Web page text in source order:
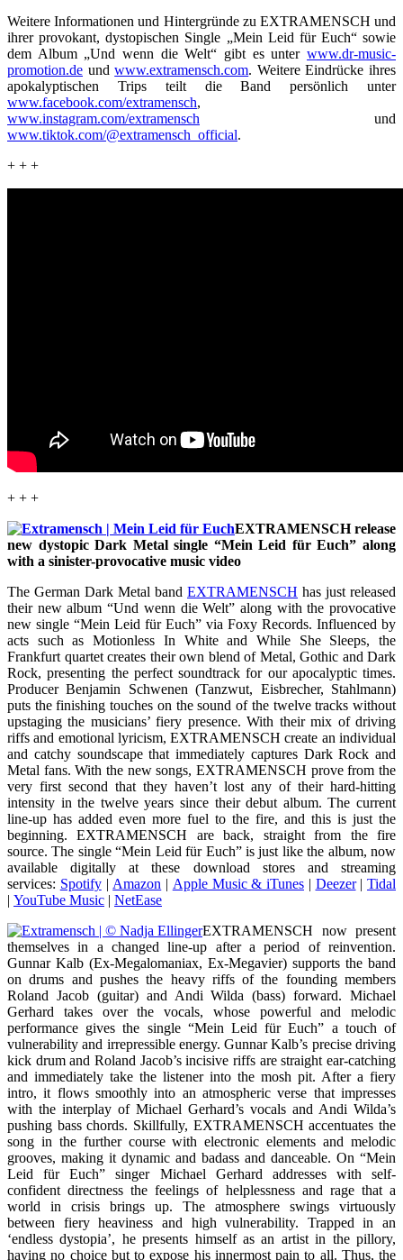
Weitere Informationen und Hintergründe zu EXTRAMENSCH und
ihrer provokant, dystopischen Single „Mein Leid für Euch“ sowie
dem Album „Und wenn die Welt“ gibt es unter www.dr-music-
promotion.de undwww.extramensch.com. Weitere Eindrücke ihres
apokalyptischen Trips teilt die Band persönlich unter
www.facebook.com/extramensch,
www.instagram.com/extramensch und
www.tiktok.com/@extramensch_official.
+ + +
+ + +
EXTRAMENSCH release
new dystopic Dark Metal single “Mein Leid für Euch” along
with a sinister-provocative music video
The German Dark Metal band EXTRAMENSCH has just released
their new album “Und wenn die Welt” along with the provocative
new single “Mein Leid für Euch” via Foxy Records. Influenced by
acts such as Motionless In White and While She Sleeps, the
Frankfurt quartet creates their own blend of Metal, Gothic and Dark
Rock, presenting the perfect soundtrack for our apocalyptic times.
Producer Benjamin Schwenen (Tanzwut, Eisbrecher, Stahlmann)
puts the finishing touches on the sound of the twelve tracks without
upstaging the musicians’ fiery presence. With their mix of driving
riffs and emotional lyricism, EXTRAMENSCH create an individual
and catchy soundscape that immediately captures Dark Rock and
Metal fans. With the new songs, EXTRAMENSCH prove from the
very first second that they haven’t lost any of their hard-hitting
intensity in the twelve years since their debut album. The current
line-up has added even more fuel to the fire, and this is just the
beginning. EXTRAMENSCH are back, straight from the fire
source. The single “Mein Leid für Euch” is just like the album, now
available digitally at these download stores and streaming
services: Spotify|Amazon | Apple Music & iTunes | Deezer| Tidal
| YouTube Music | NetEase
EXTRAMENSCH now present
themselves in a changed line-up after a period of reinvention.
Gunnar Kalb (Ex-Megalomaniax, Ex-Megavier) supports the band
on drums and pushes the heavy riffs of the founding members
Roland Jacob (guitar) and Andi Wilda (bass) forward. Michael
Gerhard takes over the vocals, whose powerful and melodic
performance gives the single “Mein Leid für Euch” a touch of
vulnerability and irrepressible energy. Gunnar Kalb’s precise driving
kick drum and Roland Jacob’s incisive riffs are straight ear-catching
and immediately take the listener into the mosh pit. After a fiery
intro, it flows smoothly into an atmospheric verse that impresses
with the interplay of Michael Gerhard’s vocals and Andi Wilda’s
pushing bass chords. Skillfully, EXTRAMENSCH accentuates the
song in the further course with electronic elements and melodic
grooves, making it dynamic and badass and danceable. On “Mein
Leid für Euch” singer Michael Gerhard addresses with self-
confident directness the feelings of helplessness and rage that a
world in crisis brings up. The atmosphere swings virtuously
between fiery heaviness and high vulnerability. Trapped in an
‘endless dystopia’, he presents himself as an artist in the pillory,
having no choice but to expose his innermost pain to all. Thus, the